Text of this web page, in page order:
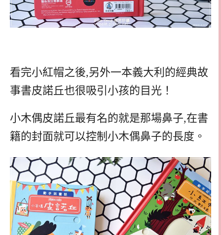
看完小紅帽之後,另外一本義大利的經典故
事書皮諾丘也很吸引小孩的目光！
小木偶皮諾丘最有名的就是那場鼻子,在書
籍的封面就可以控制小木偶鼻子的長度。